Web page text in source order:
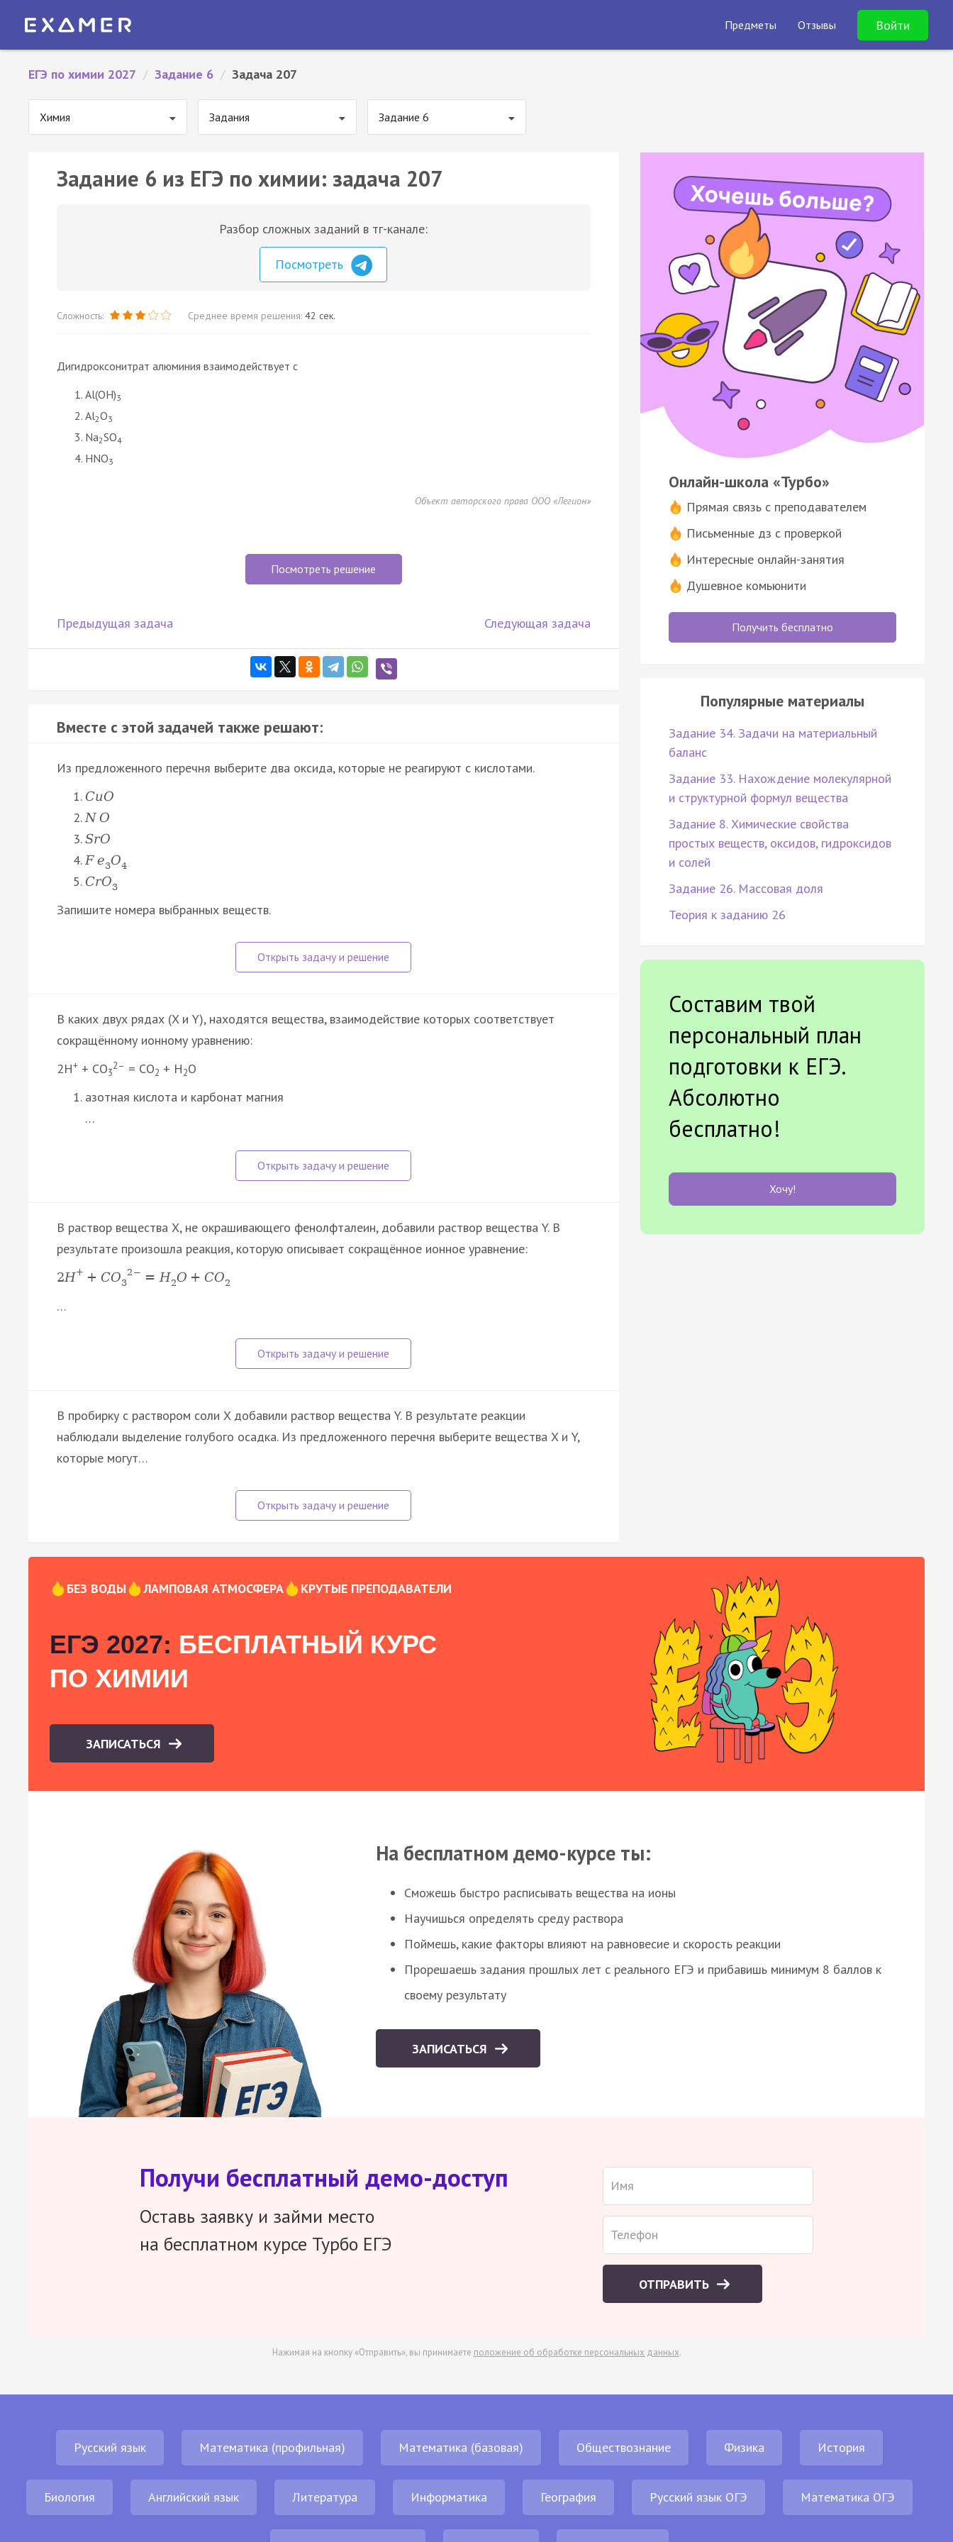
Предметы Отзывы Войти
ЕГЭ по химии 2027 / Задание 6 / Задача 207
Химия Задания Задание 6
Задание 6 из ЕГЭ по химии: задача 207
Разбор сложных заданий в тг-канале:
Посмотреть
Сложность: Среднее время решения: 42 сек.
Дигидроксонитрат алюминия взаимодействует с
Al(OH)3
Al2O3
Na2SO4
HNO3
Объект авторского права ООО «Легион»
Посмотреть решение
Предыдущая задача Следующая задача
Вместе с этой задачей также решают:
Из предложенного перечня выберите два оксида, которые не реагируют с кислотами.
CuO
N O
SrO
Fe3O4
CrO3
Запишите номера выбранных веществ.
В каких двух рядах (X и Y), находятся вещества, взаимодействие которых соответствует
сокращённому ионному уравнению:
2Н+ + СО3
2– = СО2 + Н2О
азотная кислота и карбонат магния
…
В раствор вещества Х, не окрашивающего фенолфталеин, добавили раствор вещества Y. В
результате произошла реакция, которую описывает сокращённое ионное уравнение:
2Н+ + СО3
2 − = Н2О + СО2
…
В пробирку с раствором соли X добавили раствор вещества Y. В результате реакции
наблюдали выделение голубого осадка. Из предложенного перечня выберите вещества X и Y,
которые могут…
Онлайн-школа «Турбо»
Прямая связь с преподавателем
Письменные дз с проверкой
Интересные онлайн-занятия
Душевное комьюнити
Получить бесплатно
Популярные материалы
Задание 34. Задачи на материальный
баланс
Задание 33. Нахождение молекулярной
и структурной формул вещества
Задание 8. Химические свойства
простых веществ, оксидов, гидроксидов
и солей
Задание 26. Массовая доля
Теория к заданию 26
Составим твой
персональный план
подготовки к ЕГЭ.
Абсолютно
бесплатно!
Хочу!
БЕЗ ВОДЫ ЛАМПОВАЯ АТМОСФЕРА КРУТЫЕ ПРЕПОДАВАТЕЛИ
ЕГЭ 2027: БЕСПЛАТНЫЙ КУРС
ПО ХИМИИ
ЗАПИСАТЬСЯ
На бесплатном демо-курсе ты:
Сможешь быстро расписывать вещества на ионы
Научишься определять среду раствора
Поймешь, какие факторы влияют на равновесие и скорость реакции
Прорешаешь задания прошлых лет с реального ЕГЭ и прибавишь минимум 8 баллов к
своему результату
ЗАПИСАТЬСЯ
Получи бесплатный демо-доступ
Оставь заявку и займи место
на бесплатном курсе Турбо ЕГЭ
ОТПРАВИТЬ
Нажимая на кнопку «Отправить», вы принимаете положение об обработке персональных данных.
Русский язык Математика (профильная) Математика (базовая) Обществознание Физика История
Биология Английский язык Литература Информатика География Русский язык ОГЭ Математика ОГЭ